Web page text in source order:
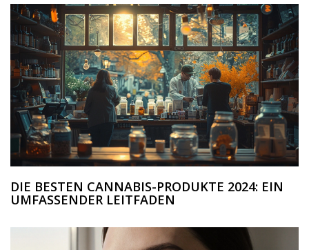
DIE BESTEN CANNABIS-PRODUKTE 2024: EIN
UMFASSENDER LEITFADEN